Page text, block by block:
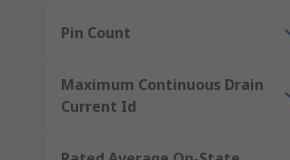
Pin Count
Maximum Continuous Drain
Current Id